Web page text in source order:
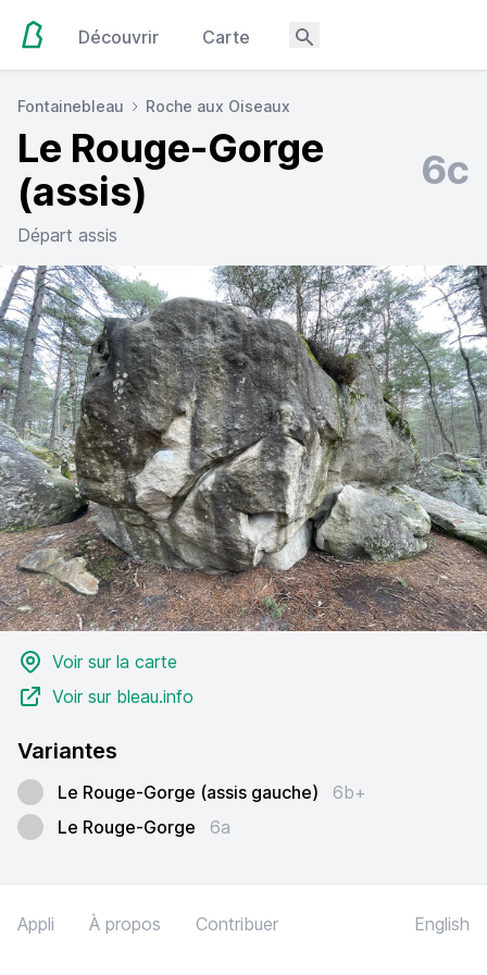
Découvrir Carte
Fontainebleau Roche aux Oiseaux
Le Rouge-Gorge
(assis)
6c
Départ assis
Voir sur la carte
Voir sur bleau.info
Variantes
Le Rouge-Gorge (assis gauche)
6b+
Le Rouge-Gorge
6a
Appli À propos Contribuer English